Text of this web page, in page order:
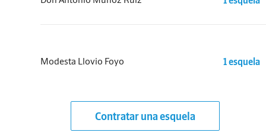
Modesta Llovio Foyo 1 esquela
Contratar una esquela